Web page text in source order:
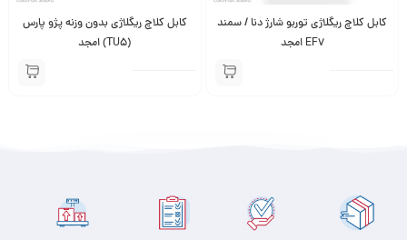
کابل کلاچ ریگلاژی توربو شارژ دنا / سمند
EF7 امجد
کابل کلاچ ریگلاژی بدون وزنه پژو پارس
(TU5) امجد